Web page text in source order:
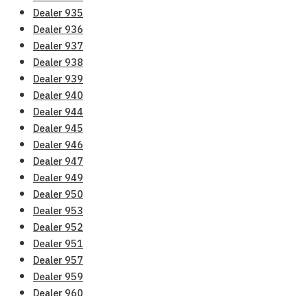
Dealer 935
Dealer 936
Dealer 937
Dealer 938
Dealer 939
Dealer 940
Dealer 944
Dealer 945
Dealer 946
Dealer 947
Dealer 949
Dealer 950
Dealer 953
Dealer 952
Dealer 951
Dealer 957
Dealer 959